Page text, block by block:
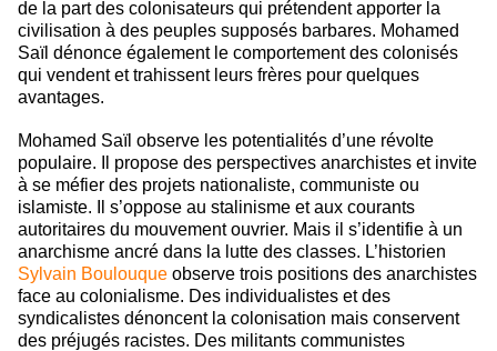
de la part des colonisateurs qui prétendent apporter la
civilisation à des peuples supposés barbares. Mohamed
Saïl dénonce également le comportement des colonisés
qui vendent et trahissent leurs frères pour quelques
avantages.
Mohamed Saïl observe les potentialités d’une révolte
populaire. Il propose des perspectives anarchistes et invite
à se méfier des projets nationaliste, communiste ou
islamiste. Il s’oppose au stalinisme et aux courants
autoritaires du mouvement ouvrier. Mais il s’identifie à un
anarchisme ancré dans la lutte des classes. L’historien
Sylvain Boulouque observe trois positions des anarchistes
face au colonialisme. Des individualistes et des
syndicalistes dénoncent la colonisation mais conservent
des préjugés racistes. Des militants communistes